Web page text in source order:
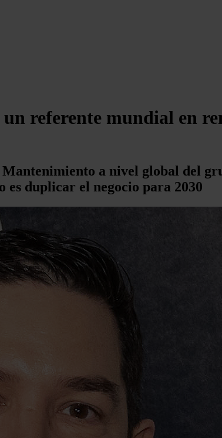
referente mundial en
a nivel global del
es duplicar el negocio para 2030